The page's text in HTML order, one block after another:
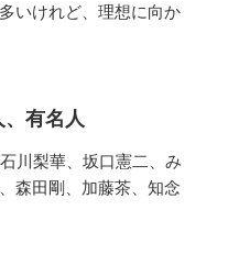
いけれど、理想に向か
、有名人
川梨華、坂口憲二、み
森田剛、加藤茶、知念